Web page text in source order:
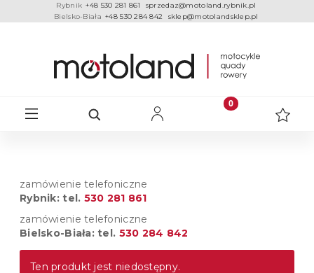
Rybnik +48 530 281 861
sprzedaz@motoland.rybnik.pl
Bielsko-Biała +48 530 284 842 sklep@motolandsklep.pl
zamówienie telefoniczne
Rybnik: tel. 530 281 861
zamówienie telefoniczne
Bielsko-Biała: tel. 530 284 842
Ten produkt jest niedostępny.